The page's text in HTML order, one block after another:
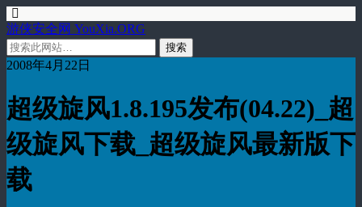
游侠安全网 YouXia.ORG
2008年4月22日
超级旋风1.8.195发布(04.22)_超
级旋风下载_超级旋风最新版下
载